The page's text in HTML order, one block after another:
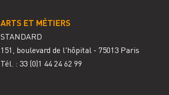
ARTS ET MÉTIERS
STANDARD
151, boulevard de l'hôpital - 75013 Paris
Tél. : 33 (0)1 44 24 62 99